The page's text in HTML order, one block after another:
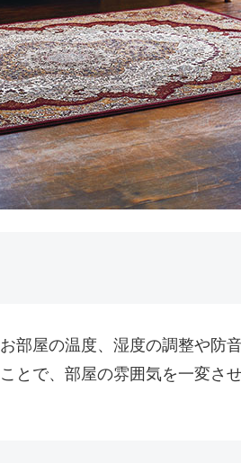
部屋の温度、湿度の調整や防
とで、部屋の雰囲気を一変さ